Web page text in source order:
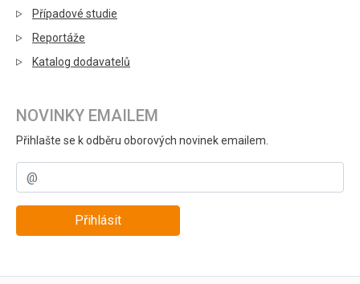
Případové studie
Reportáže
Katalog dodavatelů
NOVINKY EMAILEM
Přihlašte se k odběru oborových novinek emailem.
Přihlásit